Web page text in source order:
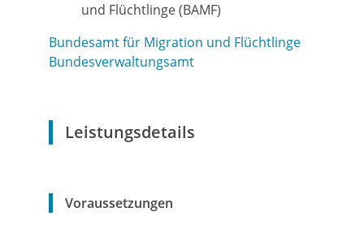
und Flüchtlinge (BAMF)
Bundesamt für Migration und Flüchtlinge
Bundesverwaltungsamt
Leistungsdetails
Voraussetzungen